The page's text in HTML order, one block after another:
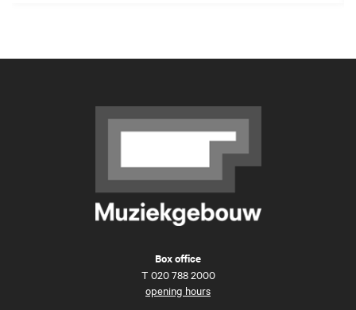
Box office
T 020 788 2000
opening hours